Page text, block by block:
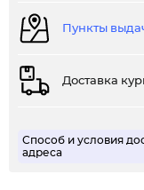
Пункты
Доставка
Способ и условия
адреса